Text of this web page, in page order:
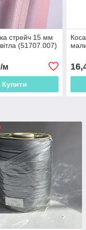
стрейч 15 мм
(51707.007)
м
Купити